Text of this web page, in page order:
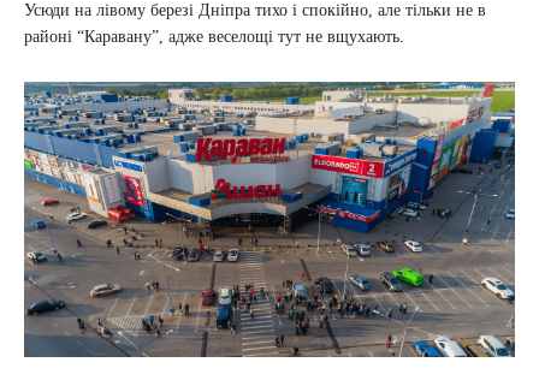
Усюди на лівому березі Дніпра тихо і спокійно, але тільки не в
районі “Каравану”, адже веселощі тут не вщухають.